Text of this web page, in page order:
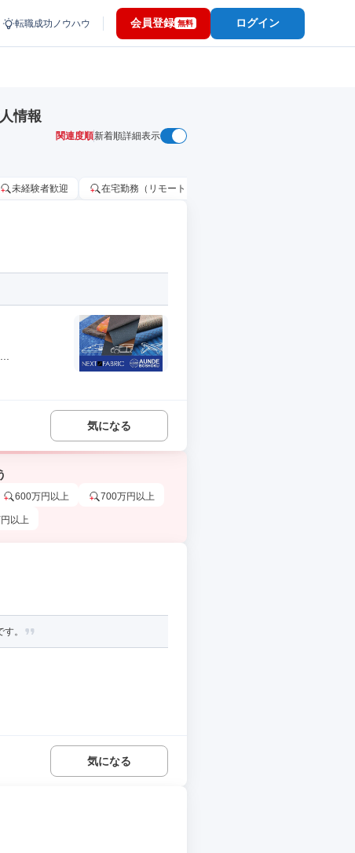
転職成功ノウハウ 会員登録 無料 ログイン
情報
関連度順新着順詳細表示
未経験者歓迎 在宅勤務（リモートワーク）OK
気になる
600万円以上 700万円以上
以上
。
気になる